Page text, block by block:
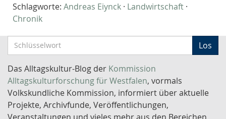
Schlagworte: Andreas Eiynck · Landwirtschaft ·
Chronik
c
h
l
ü
s
s
Los
Das Alltagskultur-Blog der Kommission
Alltagskulturforschung für Westfalen, vormals
Volkskundliche Kommission, informiert über aktuelle
Projekte, Archivfunde, Veröffentlichungen,